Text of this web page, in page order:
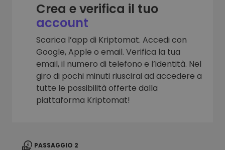
Crea e verifica il tuo
account
Scarica l’app di Kriptomat. Accedi con
Google, Apple o email. Verifica la tua
email, il numero di telefono e l’identità. Nel
giro di pochi minuti riuscirai ad accedere a
tutte le possibilità offerte dalla
piattaforma Kriptomat!
PASSAGGIO 2